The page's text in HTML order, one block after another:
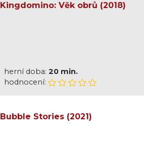
Kingdomino: Věk obrů (2018)
herní doba: 20 min.
hodnocení:
Bubble Stories (2021)